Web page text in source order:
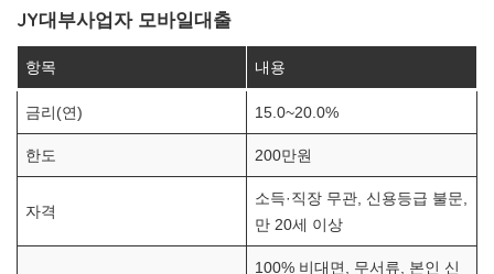
JY대부사업자 모바일대출
항목 내용
금리(연) 15.0~20.0%
한도 200만원
자격
소득·직장 무관, 신용등급 불문,
만 20세 이상
100% 비대면, 무서류, 본인 신